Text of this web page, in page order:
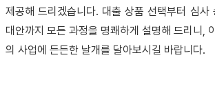
제공해 드리겠습니다. 대출 상품 선택부터 심사
대안까지 모든 과정을 명쾌하게 설명해 드리니,
의 사업에 든든한 날개를 달아보시길 바랍니다.